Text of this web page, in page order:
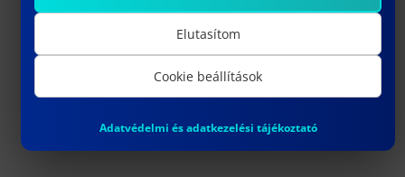
Bánki Gólyatábor – 2026
SZEPT 10:15-13:00
DR. VARGA PÉTER JÁNOS egyetemi
docens habilitációs eljárása
Naptár megtekintése
Elutasítom
Cookie beállítások
Adatvédelmi és adatkezelési tájékoztató